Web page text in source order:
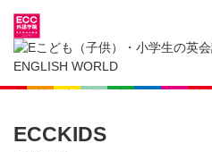
愛知県の子供英会話・英語教室
子供（小学生）英会話・英語教室 ECCKIDS 岡
ECCKIDS